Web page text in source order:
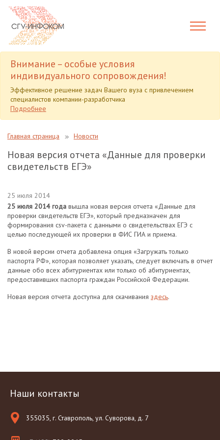
Внимание – особые условия
индивидуального сопровождения!
Эффективное решение задач Вашего вуза с привлечением
специалистов компании-разработчика
Подробнее
Главная страница Новости
Новая версия отчета «Данные для проверки
свидетельств ЕГЭ»
25 июля 2014
25 июля 2014 года вышла новая версия отчета «Данные для
проверки свидетельств ЕГЭ», который предназначен для
формирования csv-пакета с данными о свидетельствах ЕГЭ с
целью последующей их проверки в ФИС ГИА и приема.
В новой версии отчета добавлена опция «Загружать только
паспорта РФ», которая позволяет указать, следует включать в отчет
данные обо всех абитуриентах или только об абитуриентах,
предоставивших паспорта граждан Российской Федерации.
Новая версия отчета доступна для скачивания здесь.
Наши контакты
355035, г. Ставрополь, ул. Суворова, д. 7